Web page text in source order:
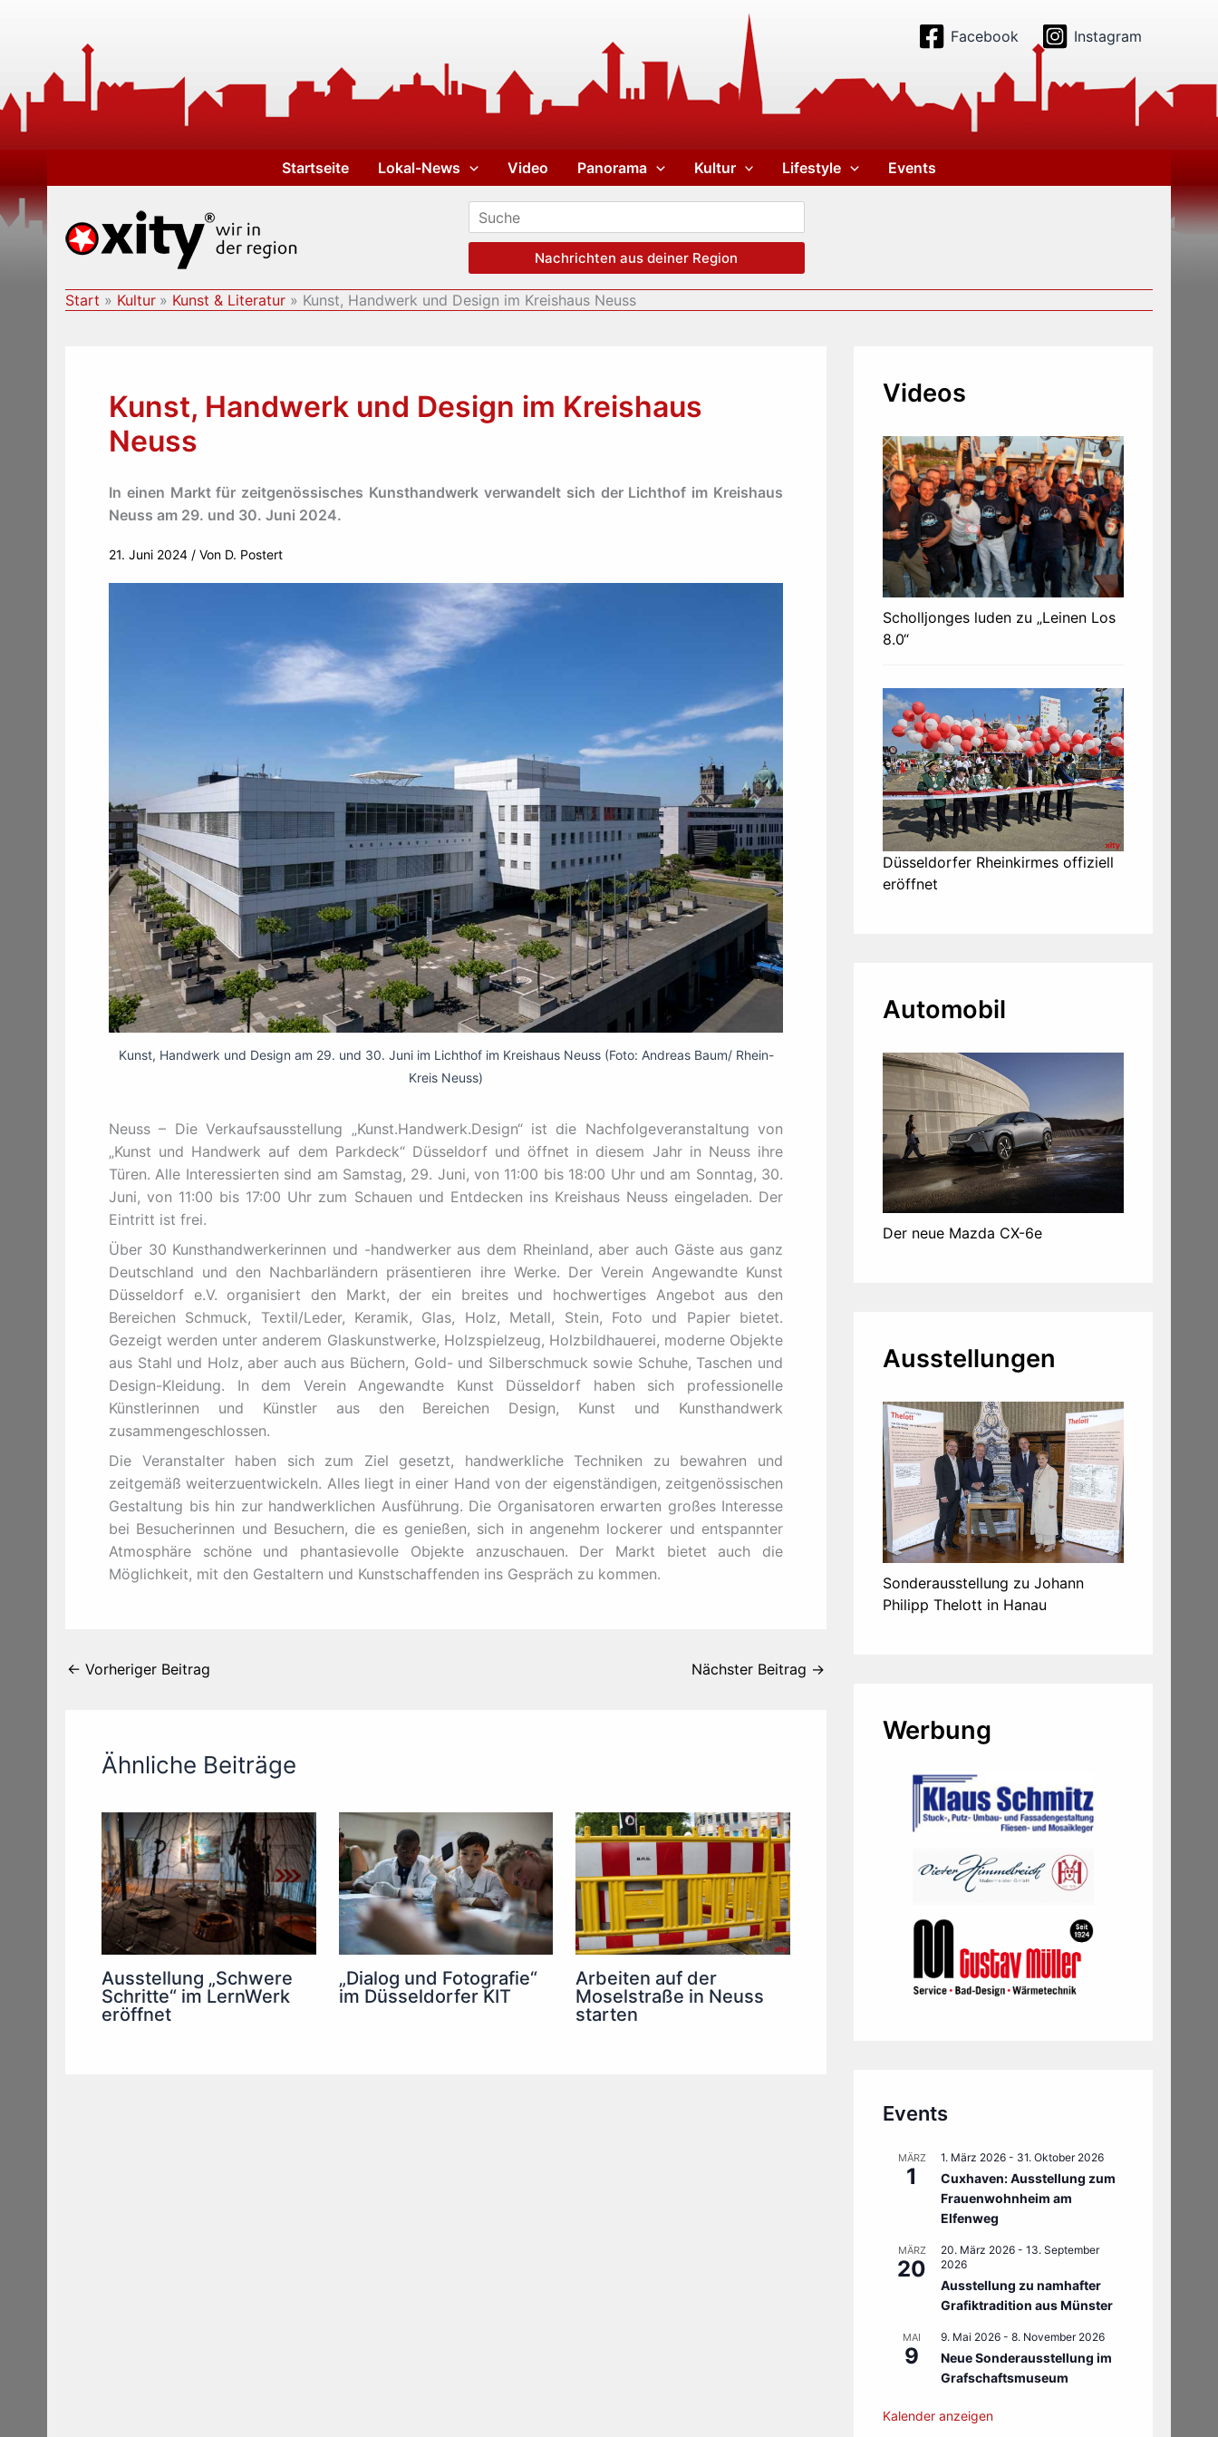
Facebook Instagram
Startseite Lokal-News Video Panorama Kultur Lifestyle Events
Nachrichten aus deiner Region
Start Kultur Kunst & Literatur Kunst, Handwerk und Design im Kreishaus Neuss
Kunst, Handwerk und Design im Kreishaus
Neuss
In einen Markt für zeitgenössisches Kunsthandwerk verwandelt sich der Lichthof im Kreishaus
Neuss am 29. und 30. Juni 2024.
21. Juni 2024 / Von D. Postert
Kunst, Handwerk und Design am 29. und 30. Juni im Lichthof im Kreishaus Neuss (Foto: Andreas Baum/ Rhein-
Kreis Neuss)
Neuss – Die Verkaufsausstellung „Kunst.Handwerk.Design“ ist die Nachfolgeveranstaltung von
„Kunst und Handwerk auf dem Parkdeck“ Düsseldorf und öffnet in diesem Jahr in Neuss ihre
Türen. Alle Interessierten sind am Samstag, 29. Juni, von 11:00 bis 18:00 Uhr und am Sonntag, 30.
Juni, von 11:00 bis 17:00 Uhr zum Schauen und Entdecken ins Kreishaus Neuss eingeladen. Der
Eintritt ist frei.
Über 30 Kunsthandwerkerinnen und -handwerker aus dem Rheinland, aber auch Gäste aus ganz
Deutschland und den Nachbarländern präsentieren ihre Werke. Der Verein Angewandte Kunst
Düsseldorf e.V. organisiert den Markt, der ein breites und hochwertiges Angebot aus den
Bereichen Schmuck, Textil/Leder, Keramik, Glas, Holz, Metall, Stein, Foto und Papier bietet.
Gezeigt werden unter anderem Glaskunstwerke, Holzspielzeug, Holzbildhauerei, moderne Objekte
aus Stahl und Holz, aber auch aus Büchern, Gold- und Silberschmuck sowie Schuhe, Taschen und
Design-Kleidung. In dem Verein Angewandte Kunst Düsseldorf haben sich professionelle
Künstlerinnen und Künstler aus den Bereichen Design, Kunst und Kunsthandwerk
zusammengeschlossen.
Die Veranstalter haben sich zum Ziel gesetzt, handwerkliche Techniken zu bewahren und
zeitgemäß weiterzuentwickeln. Alles liegt in einer Hand von der eigenständigen, zeitgenössischen
Gestaltung bis hin zur handwerklichen Ausführung. Die Organisatoren erwarten großes Interesse
bei Besucherinnen und Besuchern, die es genießen, sich in angenehm lockerer und entspannter
Atmosphäre schöne und phantasievolle Objekte anzuschauen. Der Markt bietet auch die
Möglichkeit, mit den Gestaltern und Kunstschaffenden ins Gespräch zu kommen.
← Vorheriger Beitrag Nächster Beitrag →
Ähnliche Beiträge
Ausstellung „Schwere
Schritte“ im LernWerk
eröffnet
„Dialog und Fotografie“
im Düsseldorfer KIT
Arbeiten auf der
Moselstraße in Neuss
starten
Videos
Scholljonges luden zu „Leinen Los
8.0“
Düsseldorfer Rheinkirmes offiziell
eröffnet
Automobil
Der neue Mazda CX-6e
Ausstellungen
Sonderausstellung zu Johann
Philipp Thelott in Hanau
Werbung
Events
MÄRZ
1
1. März 2026 - 31. Oktober 2026
Cuxhaven: Ausstellung zum
Frauenwohnheim am
Elfenweg
MÄRZ
20
20. März 2026 - 13. September
2026
Ausstellung zu namhafter
Grafiktradition aus Münster
MAI
9
9. Mai 2026 - 8. November 2026
Neue Sonderausstellung im
Grafschaftsmuseum
Kalender anzeigen